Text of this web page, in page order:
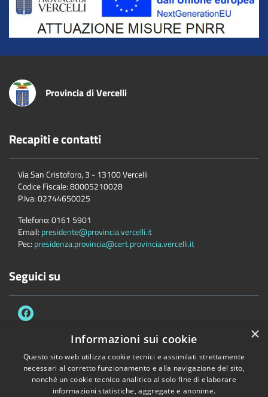
Provincia di Vercelli
Recapiti e contatti
Via San Cristoforo, 3 - 13100 Vercelli
Codice Fiscale:80005210028
P.Iva:02744650025
Telefono:0161 5901
Email: presidente@provincia.vercelli.it
Pec: presidenza.provincia@cert.provincia.vercelli.it
Seguici su
Accessibilità Privacy Cookie
Mappa del sito
Dichiarazione di accessibilità e meccanismo di feedback
Link Utili
×
Informazioni sui cookie
Questo sito web utilizza cookie tecnici e assimilati strettamente
necessari al corretto funzionamento e alla navigazione del sito,
nonché un cookie tecnico analitico al solo fine di elaborare
informazioni statistiche, aggregate e anonime.